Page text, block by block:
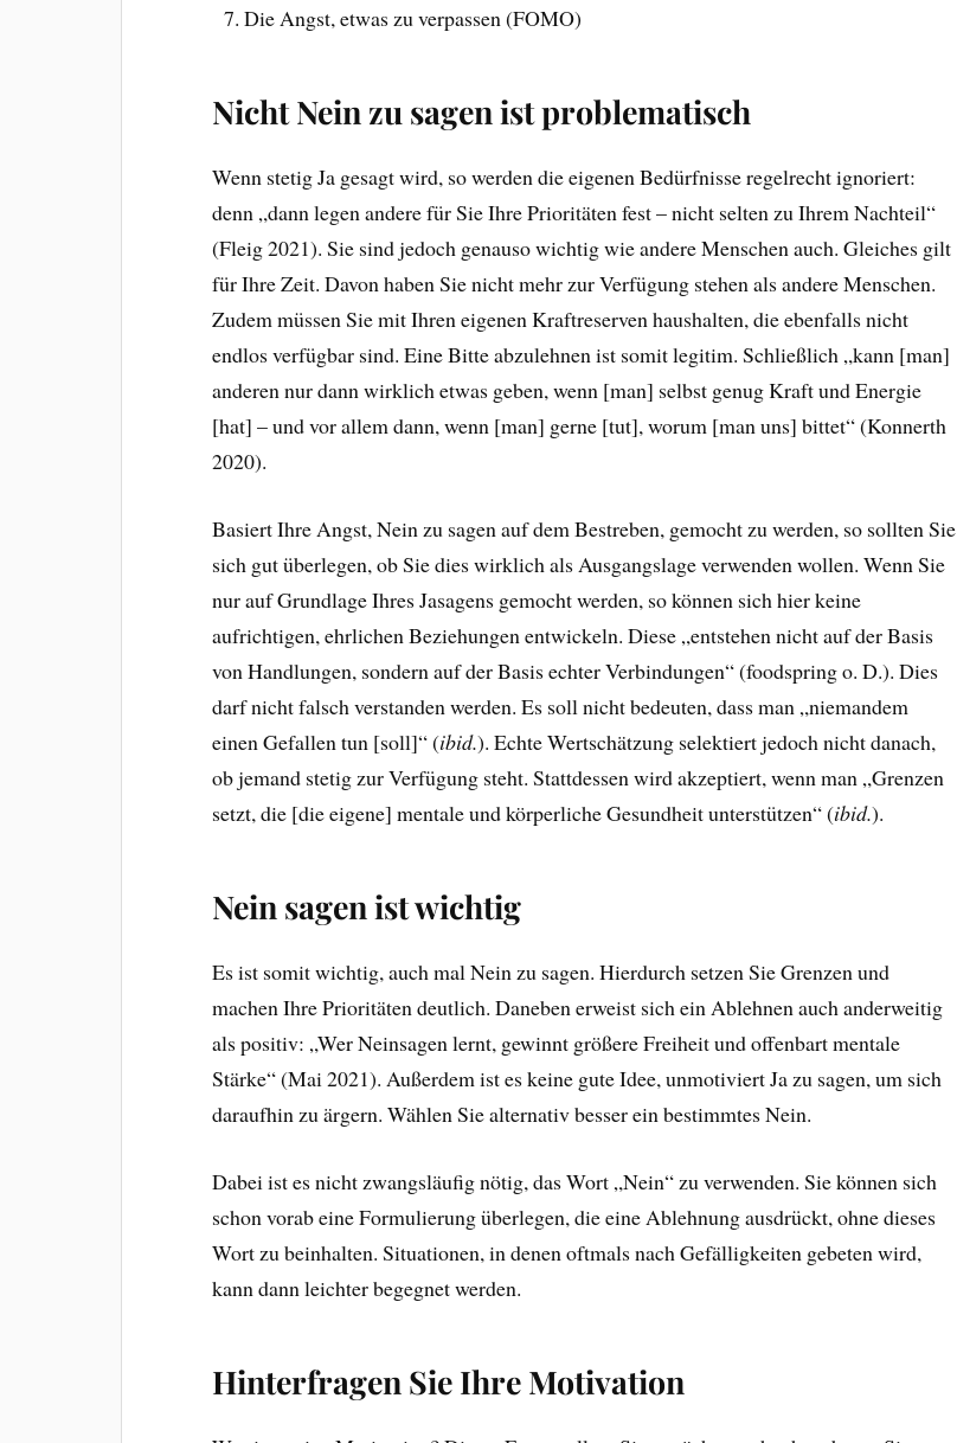
Die Angst, etwas zu verpassen (FOMO)
Nicht Nein zu sagen ist problematisch
Wenn stetig Ja gesagt wird, so werden die eigenen Bedürfnisse regelrecht ignoriert:
denn „dann legen andere für Sie Ihre Prioritäten fest – nicht selten zu Ihrem Nachteil“
(Fleig 2021). Sie sind jedoch genauso wichtig wie andere Menschen auch. Gleiches gilt
für Ihre Zeit. Davon haben Sie nicht mehr zur Verfügung stehen als andere Menschen.
Zudem müssen Sie mit Ihren eigenen Kraftreserven haushalten, die ebenfalls nicht
endlos verfügbar sind. Eine Bitte abzulehnen ist somit legitim. Schließlich „kann [man]
anderen nur dann wirklich etwas geben, wenn [man] selbst genug Kraft und Energie
[hat] – und vor allem dann, wenn [man] gerne [tut], worum [man uns] bittet“ (Konnerth
2020).
Basiert Ihre Angst, Nein zu sagen auf dem Bestreben, gemocht zu werden, so sollten Sie
sich gut überlegen, ob Sie dies wirklich als Ausgangslage verwenden wollen. Wenn Sie
nur auf Grundlage Ihres Jasagens gemocht werden, so können sich hier keine
aufrichtigen, ehrlichen Beziehungen entwickeln. Diese „entstehen nicht auf der Basis
von Handlungen, sondern auf der Basis echter Verbindungen“ (foodspring o. D.). Dies
darf nicht falsch verstanden werden. Es soll nicht bedeuten, dass man „niemandem
einen Gefallen tun [soll]“ (ibid.). Echte Wertschätzung selektiert jedoch nicht danach,
ob jemand stetig zur Verfügung steht. Stattdessen wird akzeptiert, wenn man „Grenzen
setzt, die [die eigene] mentale und körperliche Gesundheit unterstützen“ (ibid.).
Nein sagen ist wichtig
Es ist somit wichtig, auch mal Nein zu sagen. Hierdurch setzen Sie Grenzen und
machen Ihre Prioritäten deutlich. Daneben erweist sich ein Ablehnen auch anderweitig
als positiv: „Wer Neinsagen lernt, gewinnt größere Freiheit und offenbart mentale
Stärke“ (Mai 2021). Außerdem ist es keine gute Idee, unmotiviert Ja zu sagen, um sich
daraufhin zu ärgern. Wählen Sie alternativ besser ein bestimmtes Nein.
Dabei ist es nicht zwangsläufig nötig, das Wort „Nein“ zu verwenden. Sie können sich
schon vorab eine Formulierung überlegen, die eine Ablehnung ausdrückt, ohne dieses
Wort zu beinhalten. Situationen, in denen oftmals nach Gefälligkeiten gebeten wird,
kann dann leichter begegnet werden.
Hinterfragen Sie Ihre Motivation